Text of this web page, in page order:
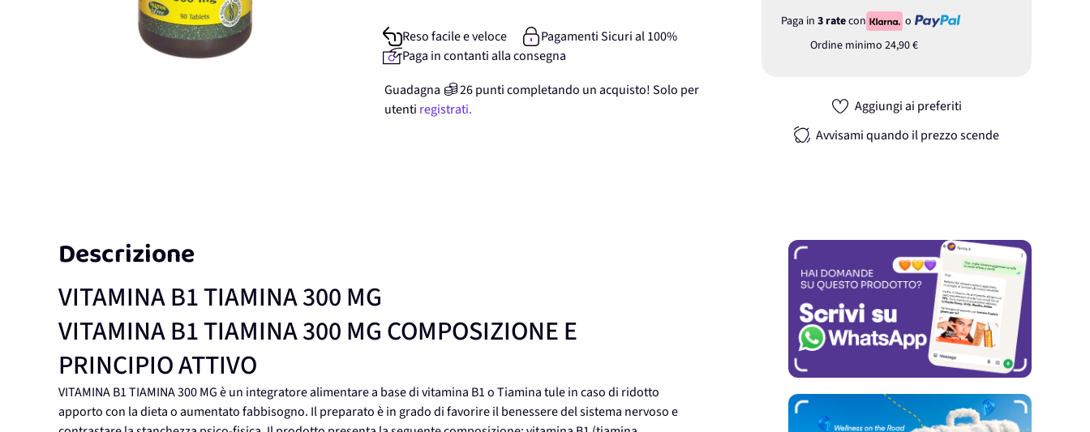
Paga in 3 ratecon
o
Ordine minimo 24,90 €
Aggiungi ai preferiti
Avvisami quando il prezzo scende
Reso facile e veloce
Pagamenti Sicuri al 100%
Paga in contanti alla consegna
Guadagna
26punticompletando un acquisto! Solo per
utenti registrati.
Descrizione
VITAMINA B1 TIAMINA 300 MG
VITAMINA B1 TIAMINA 300 MG COMPOSIZIONE E
PRINCIPIO ATTIVO
VITAMINA B1 TIAMINA 300 MG è un integratore alimentare a base di vitamina B1 o Tiamina tule in caso di ridotto
apporto con la dieta o aumentato fabbisogno. Il preparato è in grado di favorire il benessere del sistema nervoso e